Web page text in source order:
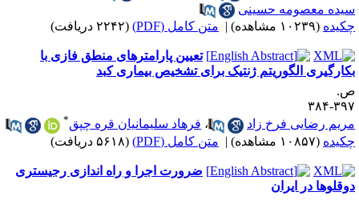
معصومه حسینی
(۱۰۲۳۹ مشاهده) | متن کامل (PDF) (۲۲۴۲ دریافت)
تعیین پارامترهای منطق فازی با
الگوریتم ژنتیک برای تشخیص بیماری کبد
۳۸۴
رضایی فرخ زاد
،فرهاد سلیمانیان قره چپق*
(۱۰۸۵۷ مشاهده) | متن کامل (PDF) (۵۶۱۸ دریافت)
ضرورت اجرا و راه اندازی رجیستری
در ایران